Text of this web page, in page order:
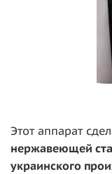
Этот аппарат
нержавеющей
украинского